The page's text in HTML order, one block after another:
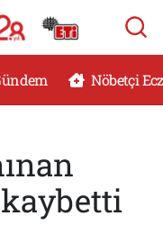
Nöbetçi
kaybetti